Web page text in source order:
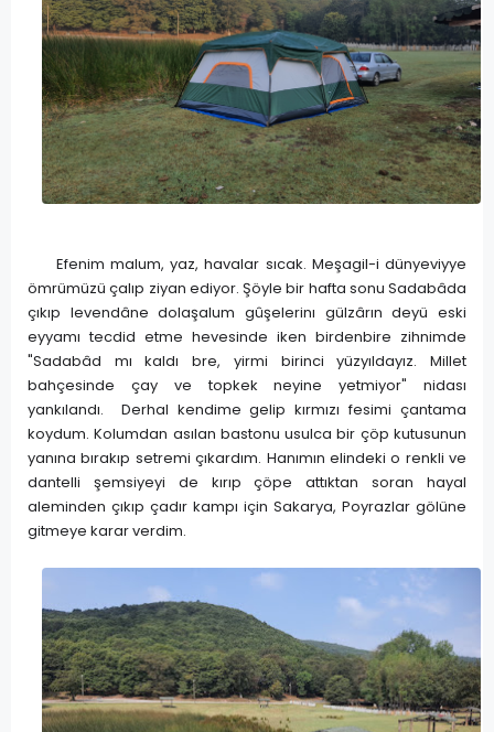
Efenim malum, yaz, havalar sıcak. Meşagil-i dünyeviyye
ömrümüzü çalıp ziyan ediyor. Şöyle bir hafta sonu Sadabâda
çıkıp levendâne dolaşalum gûşelerinı gülzârın deyü eski
eyyamı tecdid etme hevesinde iken birdenbire zihnimde
"Sadabâd mı kaldı bre, yirmi birinci yüzyıldayız. Millet
bahçesinde çay ve topkek neyine yetmiyor" nidası
yankılandı. Derhal kendime gelip kırmızı fesimi çantama
koydum. Kolumdan asılan bastonu usulca bir çöp kutusunun
yanına bırakıp setremi çıkardım. Hanımın elindeki o renkli ve
dantelli şemsiyeyi de kırıp çöpe attıktan soran hayal
aleminden çıkıp çadır kampı için Sakarya, Poyrazlar gölüne
gitmeye karar verdim.